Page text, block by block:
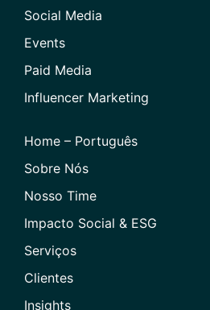
Social Media
Events
Paid Media
Influencer Marketing
Home – Português
Sobre Nós
Nosso Time
Impacto Social & ESG
Serviços
Clientes
Insights